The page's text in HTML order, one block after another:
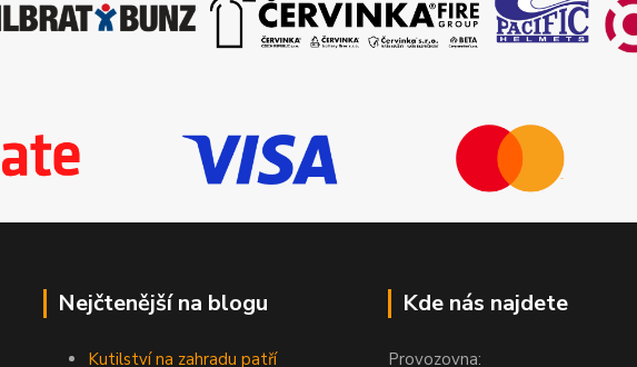
Nejčtenější na blogu
Kutilství na zahradu patří
Kde nás najdete
Provozovna: